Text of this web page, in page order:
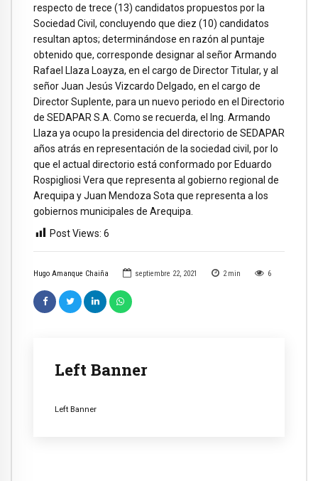
Hugo Amanque Chaiña septiembre 22, 2021 2 min 6
Left Banner
Left Banner
respecto de trece (13) candidatos propuestos por la
Sociedad Civil, concluyendo que diez (10) candidatos
resultan aptos; determinándose en razón al puntaje
obtenido que, corresponde designar al señor Armando
Rafael Llaza Loayza, en el cargo de Director Titular, y al
señor Juan Jesús Vizcardo Delgado, en el cargo de
Director Suplente, para un nuevo periodo en el Directorio
de SEDAPAR S.A. Como se recuerda, el Ing. Armando
Llaza ya ocupo la presidencia del directorio de SEDAPAR
años atrás en representación de la sociedad civil, por lo
que el actual directorio está conformado por Eduardo
Rospigliosi Vera que representa al gobierno regional de
Arequipa y Juan Mendoza Sota que representa a los
gobiernos municipales de Arequipa.
Post Views: 6